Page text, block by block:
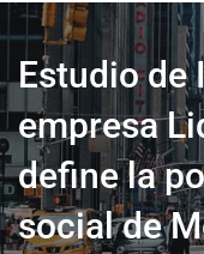
Estudio de
empresa
define la
social de